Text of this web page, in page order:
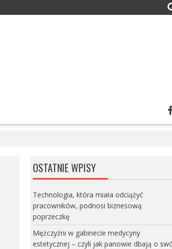
OSTATNIE WPISY
Technologia, która miała odciążyć
pracowników, podnosi biznesową
poprzeczkę
Mężczyźni w gabinecie medycyny
estetycznej – czyli jak panowie dbają o